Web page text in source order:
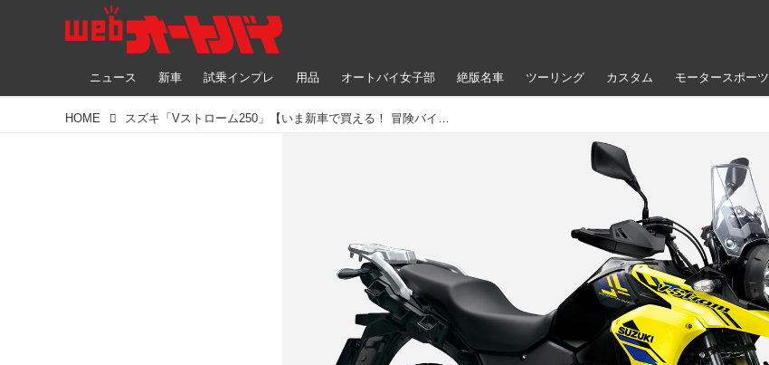
ニュース 新車 試乗インプレ 用品 オートバイ女子部 絶版名車 ツーリング カスタム モータースポーツ
HOME スズキ「Vストローム250」【いま新車で買える！ 冒険バイク図鑑】